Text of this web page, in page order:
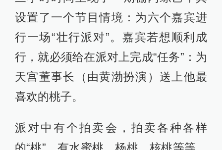
设置了一个节目情境：为六个嘉宾进
行一场“壮行派对”。嘉宾若想顺利成
行，就必须给在派对上完成“任务”：为
天宫董事长（由黄渤扮演）送上他最
喜欢的桃子。
派对中有个拍卖会，拍卖各种各样